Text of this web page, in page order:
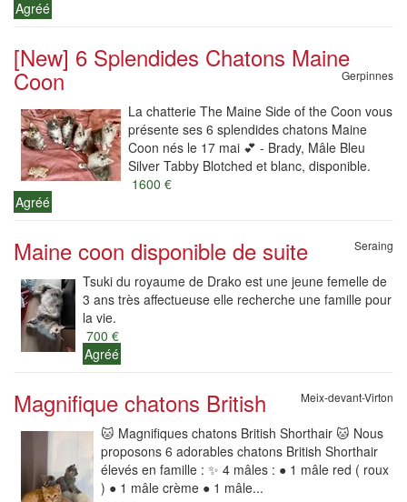
Agréé
[New] 6 Splendides Chatons Maine
Coon Gerpinnes
La chatterie The Maine Side of the Coon vous
présente ses 6 splendides chatons Maine
Coon nés le 17 mai 💕 - Brady, Mâle Bleu
Silver Tabby Blotched et blanc, disponible.
1600 €
Agréé
Maine coon disponible de suite Seraing
Tsuki du royaume de Drako est une jeune femelle de
3 ans très affectueuse elle recherche une famille pour
la vie.
700 €
Agréé
Magnifique chatons British Meix-devant-Virton
🐱 Magnifiques chatons British Shorthair 🐱 Nous
proposons 6 adorables chatons British Shorthair
élevés en famille : ✨ 4 mâles : ● 1 mâle red ( roux
) ● 1 mâle crème ● 1 mâle...